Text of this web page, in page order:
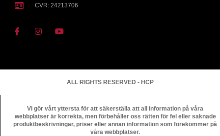
CVR: 24213706
ALL RIGHTS RESERVED - HCP
Vi gör vårt yttersta för att säkerställa att all information på våra
webbplatser är korrekta, men förbehåller oss rätten för fel eller saknade
produktbeskrivningar, priser eller annan information som förekommer på
våra webbplatser.